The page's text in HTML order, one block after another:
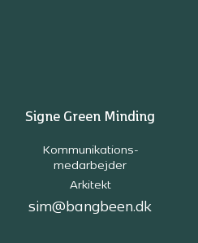
Signe Green Minding
Kommunikations-
medarbejder
Arkitekt
sim@bangbeen.dk